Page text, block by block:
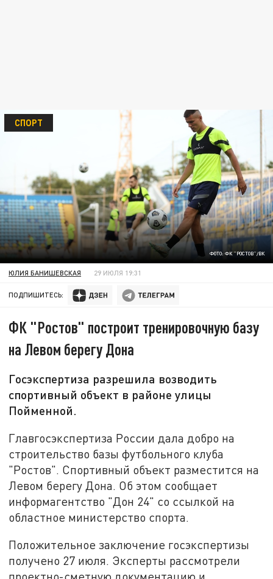
ФОТО: ФК "РОСТОВ"/ВК
СПОРТ
ЮЛИЯ БАНИШЕВСКАЯ 29 ИЮЛЯ 19:31
ПОДПИШИТЕСЬ:
ФК "Ростов" построит тренировочную базу
на Левом берегу Дона
Госэкспертиза разрешила возводить
спортивный объект в районе улицы
Пойменной.
Главгосэкспертиза России дала добро на
строительство базы футбольного клуба
"Ростов". Спортивный объект разместится на
Левом берегу Дона. Об этом сообщает
информагентство "Дон 24" со ссылкой на
областное министерство спорта.
Положительное заключение госэкспертизы
получено 27 июля. Эксперты рассмотрели